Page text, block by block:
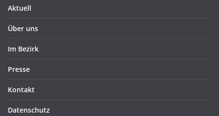
Aktuell
Über uns
Im Bezirk
Presse
Kontakt
Datenschutz